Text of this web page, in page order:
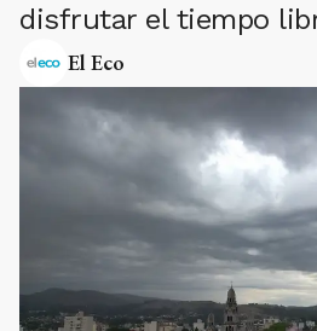
disfrutar el tiempo
El Eco